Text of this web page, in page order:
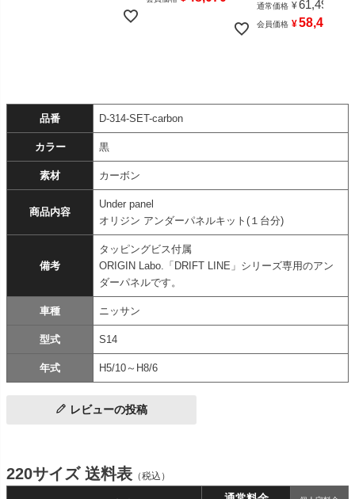
通常価格 ¥61,490
会員価格 ¥58,415
品番 D-314-SET-carbon
カラー 黒
素材 カーボン
商品内容
Under panel
オリジン アンダーパネルキット(１台分)
備考
タッピングビス付属
ORIGIN Labo.「DRIFT LINE」シリーズ専用のアン
ダーパネルです。
車種 ニッサン
型式 S14
年式 H5/10～H8/6
レビューの投稿
220サイズ 送料表 （税込）